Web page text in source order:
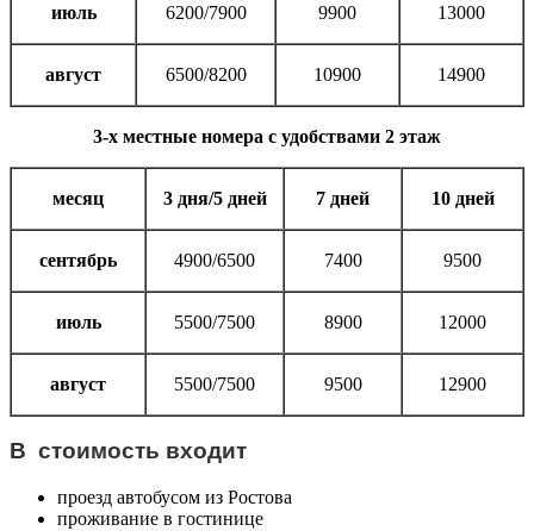
июль 6200/7900 9900 13000
август 6500/8200 10900 14900
3-х местные номера с удобствами 2 этаж
месяц 3 дня/5 дней 7 дней 10 дней
сентябрь 4900/6500 7400 9500
июль 5500/7500 8900 12000
август 5500/7500 9500 12900
В стоимость входит
проезд автобусом из Ростова
проживание в гостинице